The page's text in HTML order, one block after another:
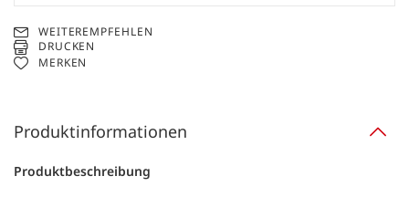
WEITEREMPFEHLEN
DRUCKEN
MERKEN
Produktinformationen
Produktbeschreibung